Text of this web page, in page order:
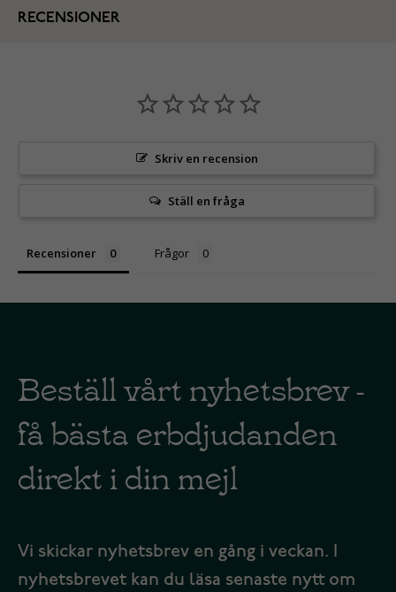
RECENSIONER
Skriv en recension
Ställ en fråga
Recensioner Frågor
Beställ vårt nyhetsbrev -
få bästa erbdjudanden
direkt i din mejl
Vi skickar nyhetsbrev en gång i veckan. I
nyhetsbrevet kan du läsa senaste nytt om